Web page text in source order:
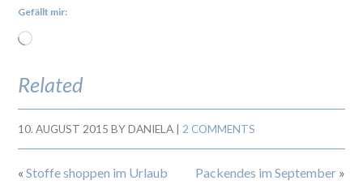
Gefällt mir:
Related
10. AUGUST 2015 BYDANIELA 2 COMMENTS
«Stoffe shoppen im Urlaub Packendes im September»